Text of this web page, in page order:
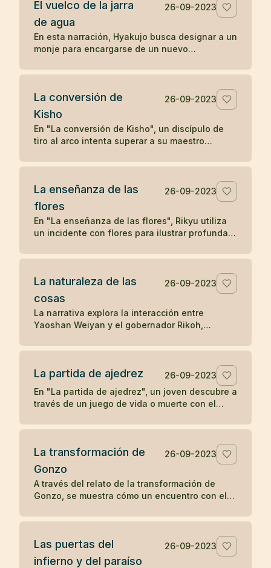
deseo. Solo cuando el leñador olvida su deseo
y se concentra en su tarea presente, el satori
reaparece, subrayando la idea zen de liberarse
de los deseos y vivir en el momento presente
para alcanzar la iluminación.
El vuelco de la jarra
de agua
26-09-2023
En esta narración, Hyakujo busca designar a un
monje para encargarse de un nuevo
una jarra de agua. Mientras los otros monjes
cocinero, actúa volcando la jarra, demostrando
una comprensión no verbal y directa de la
naturaleza de la realidad, lo que le gana la
designación como maestro del nuevo
monasterio. La historia ilustra cómo la acción
valoradas en la tradición zen.
La conversión de
Kisho
26-09-2023
En "La conversión de Kisho", un discípulo de
tiro al arco intenta superar a su maestro
maestro demuestra su habilidad superior
del maestro lleva a una humilde aceptación por
parte del discípulo, solidificando su relación
maestro-discípulo en un vínculo eterno de
respeto y aprendizaje.
La enseñanza de las
flores
26-09-2023
En "La enseñanza de las flores", Rikyu utiliza
un incidente con flores para ilustrar profundas
transitoria de los fenómenos y la interconexión
la transformación y la percepción influyen en
La naturaleza de las
cosas
26-09-2023
La narrativa explora la interacción entre
Yaoshan Weiyan y el gobernador Rikoh,
un poema, la comprensión súbita de Rikoh
sabiduría simple pero profunda del Tao.
La partida de ajedrez
26-09-2023
En "La partida de ajedrez", un joven descubre a
través de un juego de vida o muerte con el
concentración y la compasión son las claves
La transformación de
Gonzo
26-09-2023
A través del relato de la transformación de
Gonzo, se muestra cómo un encuentro con el
colérico barquero, ilustrando el poder del buen
positivo en otros.
Las puertas del
infierno y del paraíso
26-09-2023